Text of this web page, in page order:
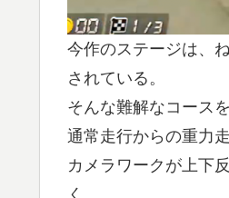
今作のステージは、
されている。
そんな難解なコース
通常走行からの重力
カメラワークが上下
く、